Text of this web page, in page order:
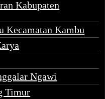
Kabupaten
Kecamatan Kambu
Ngawi
Timur